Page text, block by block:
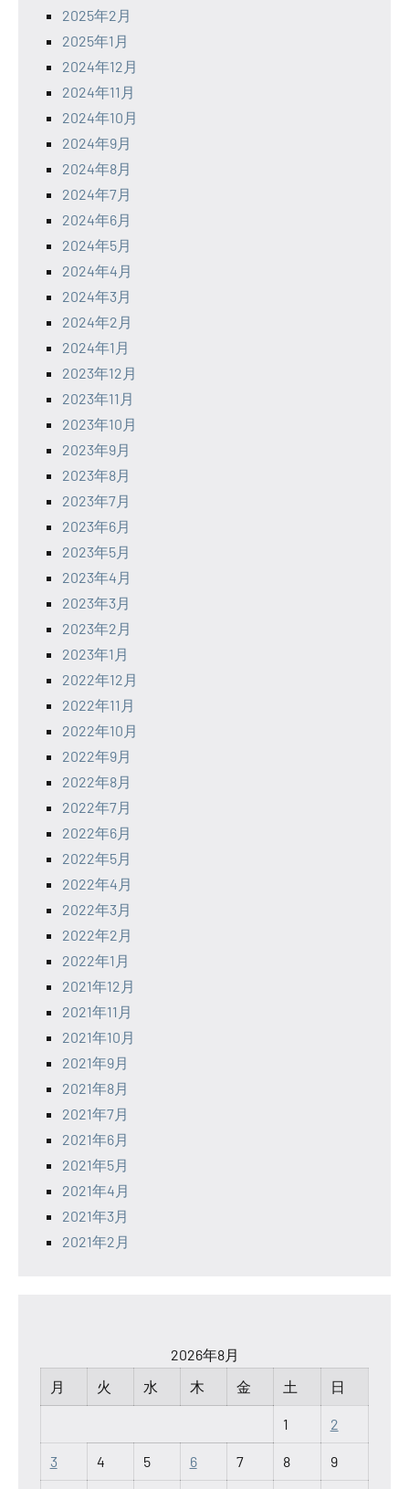
2025年2月
2025年1月
2024年12月
2024年11月
2024年10月
2024年9月
2024年8月
2024年7月
2024年6月
2024年5月
2024年4月
2024年3月
2024年2月
2024年1月
2023年12月
2023年11月
2023年10月
2023年9月
2023年8月
2023年7月
2023年6月
2023年5月
2023年4月
2023年3月
2023年2月
2023年1月
2022年12月
2022年11月
2022年10月
2022年9月
2022年8月
2022年7月
2022年6月
2022年5月
2022年4月
2022年3月
2022年2月
2022年1月
2021年12月
2021年11月
2021年10月
2021年9月
2021年8月
2021年7月
2021年6月
2021年5月
2021年4月
2021年3月
2021年2月
2026年8月
月
火 水 木 金 土 日
1 2
3 4 5 6 7 8 9